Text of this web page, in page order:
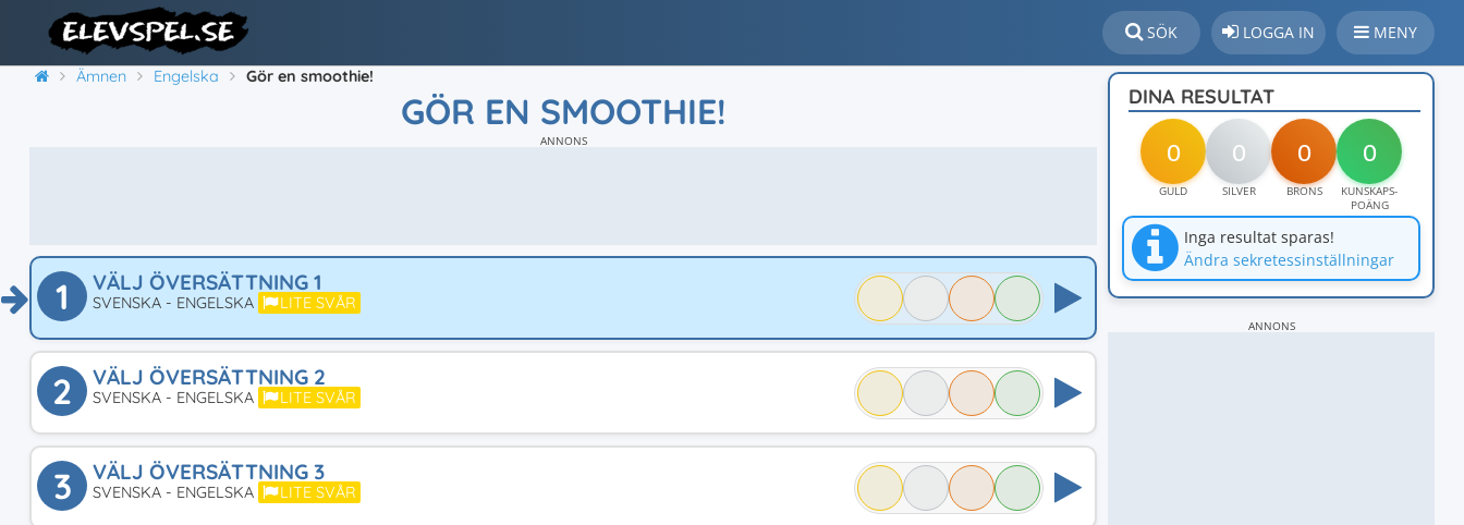
SÖK LOGGA IN MENY
Ämnen Engelska Gör en smoothie!
GÖR EN SMOOTHIE!
ANNONS
1 VÄLJ ÖVERSÄTTNING 1
SVENSKA - ENGELSKA LITE SVÅR
2 VÄLJ ÖVERSÄTTNING 2
SVENSKA - ENGELSKA LITE SVÅR
3 VÄLJ ÖVERSÄTTNING 3
SVENSKA - ENGELSKA LITE SVÅR
DINA RESULTAT
0 0 0 0
GULD SILVER BRONS
KUNSKAPS-
POÄNG
Inga resultat sparas!
Ändra sekretessinställningar
ANNONS